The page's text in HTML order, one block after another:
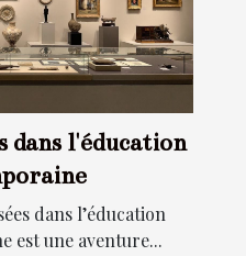
dans l'éducation
dans l’éducation
est une aventure...